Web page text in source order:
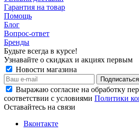
Гарантия на товар
Помощь
Блог
Вопрос-ответ
Бренды
Будьте всегда в курсе!
Узнавайте о скидках и акциях первым
Новости магазина
Выражаю согласие на обработку
соответствии с условиями Политики
Оставайтесь на связи
Вконтакте